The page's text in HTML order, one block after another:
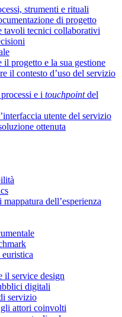
strumenti e rituali
di progetto
tavoli tecnici collaborativi
il progetto e la sua gestione
il contesto d’uso del servizio
e i touchpointdel
utente del servizio
ottenuta
dell’esperienza
il service design
digitali
servizio
attori coinvolti